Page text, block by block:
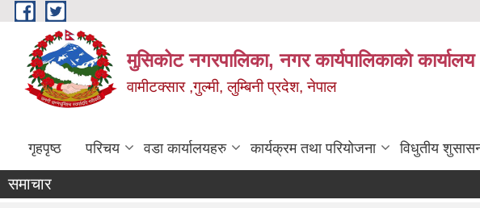
Skip to main content
मुसिकोट नगरपालिका, नगर कार्यपालिकाकाे कार्यालय
वामीटक्सार ,गुल्मी, लुम्बिनी प्रदेश, नेपाल
गृहपृष्ठ परिचय वडा कार्यालयहरु कार्यक्रम तथा परियोजना विधुतीय
समाचार